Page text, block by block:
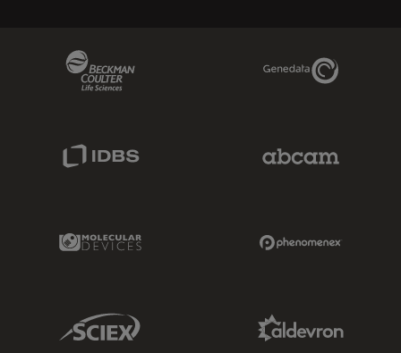
Genedata Link
Molecular Devices Link
Sciex Link